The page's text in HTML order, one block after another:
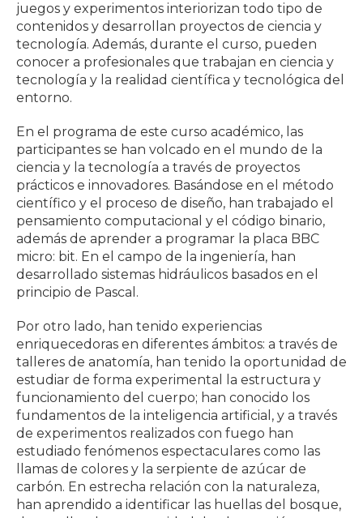
juegos y experimentos interiorizan todo tipo de
contenidos y desarrollan proyectos de ciencia y
tecnología. Además, durante el curso, pueden
conocer a profesionales que trabajan en ciencia y
tecnología y la realidad científica y tecnológica del
entorno.
En el programa de este curso académico, las
participantes se han volcado en el mundo de la
ciencia y la tecnología a través de proyectos
prácticos e innovadores. Basándose en el método
científico y el proceso de diseño, han trabajado el
pensamiento computacional y el código binario,
además de aprender a programar la placa BBC
micro: bit. En el campo de la ingeniería, han
desarrollado sistemas hidráulicos basados en el
principio de Pascal.
Por otro lado, han tenido experiencias
enriquecedoras en diferentes ámbitos: a través de
talleres de anatomía, han tenido la oportunidad de
estudiar de forma experimental la estructura y
funcionamiento del cuerpo; han conocido los
fundamentos de la inteligencia artificial, y a través
de experimentos realizados con fuego han
estudiado fenómenos espectaculares como las
llamas de colores y la serpiente de azúcar de
carbón. En estrecha relación con la naturaleza,
han aprendido a identificar las huellas del bosque,